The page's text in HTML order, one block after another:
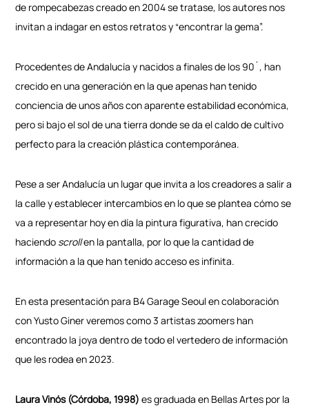
de rompecabezas creado en 2004 se tratase, los autores nos
invitan a indagar en estos retratos y “encontrar la gema”.
Procedentes de Andalucía y nacidos a finales de los 90´, han
crecido en una generación en la que apenas han tenido
conciencia de unos años con aparente estabilidad económica,
pero si bajo el sol de una tierra donde se da el caldo de cultivo
perfecto para la creación plástica contemporánea.
Pese a ser Andalucía un lugar que invita a los creadores a salir a
la calle y establecer intercambios en lo que se plantea cómo se
va a representar hoy en día la pintura figurativa, han crecido
haciendo scrollen la pantalla, por lo que la cantidad de
información a la que han tenido acceso es infinita.
En esta presentación para B4 Garage Seoul en colaboración
con Yusto Giner veremos como 3 artistas zoomers han
encontrado la joya dentro de todo el vertedero de información
que les rodea en 2023.
Laura Vinós (Córdoba, 1998) es graduada en Bellas Artes por la